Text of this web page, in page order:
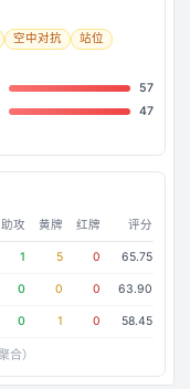
空中对抗 站位
57
47
助攻 黄牌 红牌 评分
1 5 0 65.75
0 0 0 63.90
0 1 0 58.45
合）